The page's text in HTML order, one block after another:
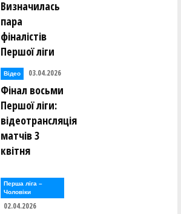
Визначилась
пара
фіналістів
Першої ліги
Відео 03.04.2026
Фінал восьми
Першої ліги:
відеотрансляція
матчів 3
квітня
Перша лiга –
Чоловiки
02.04.2026